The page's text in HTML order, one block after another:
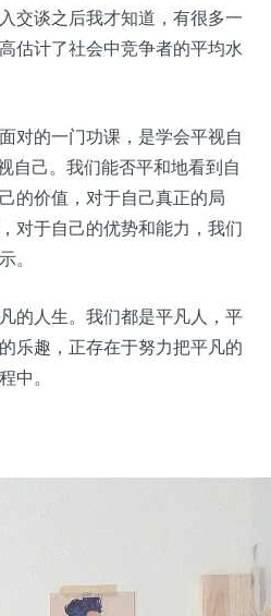
交谈之后我才知道，有很多一
估计了社会中竞争者的平均水
对的一门功课，是学会平视自
己。我们能否平和地看到自
的价值，对于自己真正的局
对于自己的优势和能力，我们
。
的人生。我们都是平凡人，平
乐趣，正存在于努力把平凡的
中。